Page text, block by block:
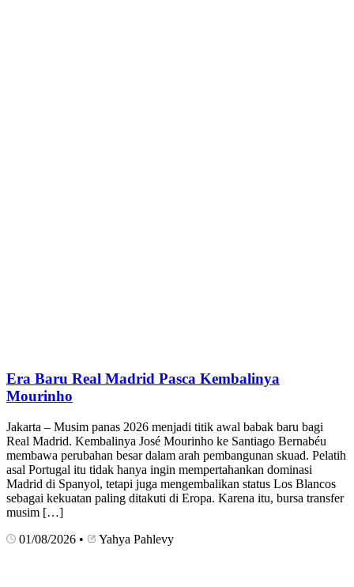
Era Baru Real Madrid Pasca Kembalinya
Mourinho
Jakarta – Musim panas 2026 menjadi titik awal babak baru bagi
Real Madrid. Kembalinya José Mourinho ke Santiago Bernabéu
membawa perubahan besar dalam arah pembangunan skuad. Pelatih
asal Portugal itu tidak hanya ingin mempertahankan dominasi
Madrid di Spanyol, tetapi juga mengembalikan status Los Blancos
sebagai kekuatan paling ditakuti di Eropa. Karena itu, bursa transfer
musim […]
01/08/2026 • Yahya Pahlevy